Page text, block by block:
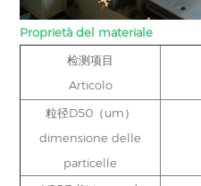
Proprietà del materiale
检测项目
Articolo
粒径D50（um）
dimensione delle
particelle